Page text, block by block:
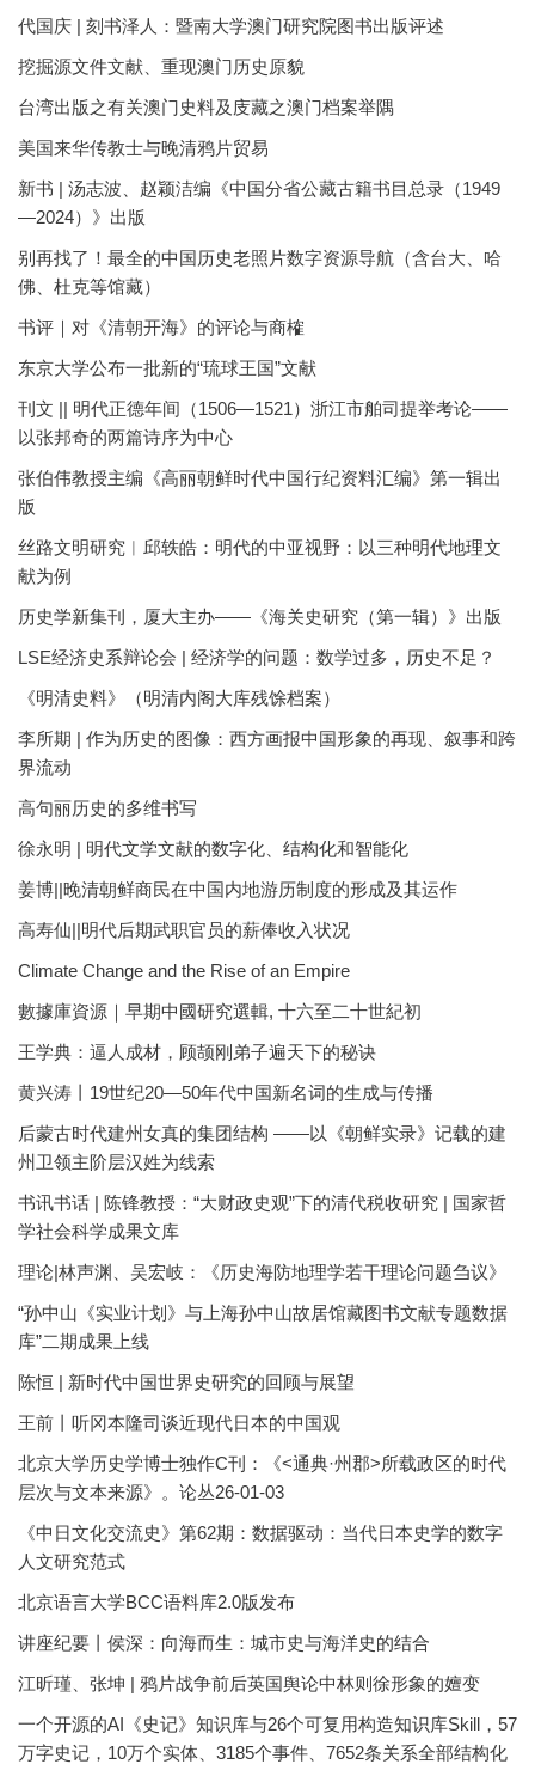
代国庆 | 刻书泽人：暨南大学澳门研究院图书出版评述
挖掘源文件文献、重现澳门历史原貌
台湾出版之有关澳门史料及庋藏之澳门档案举隅
美国来华传教士与晚清鸦片贸易
新书 | 汤志波、赵颖洁编《中国分省公藏古籍书目总录（1949
—2024）》出版
别再找了！最全的中国历史老照片数字资源导航（含台大、哈
佛、杜克等馆藏）
书评｜对《清朝开海》的评论与商榷
东京大学公布一批新的“琉球王国”文献
刊文 || 明代正德年间（1506—1521）浙江市舶司提举考论——
以张邦奇的两篇诗序为中心
张伯伟教授主编《高丽朝鲜时代中国行纪资料汇编》第一辑出
版
丝路文明研究︱邱轶皓：明代的中亚视野：以三种明代地理文
献为例
历史学新集刊，厦大主办——《海关史研究（第一辑）》出版
LSE经济史系辩论会 | 经济学的问题：数学过多，历史不足？
《明清史料》（明清内阁大库残馀档案）
李所期 | 作为历史的图像：西方画报中国形象的再现、叙事和跨
界流动
高句丽历史的多维书写
徐永明 | 明代文学文献的数字化、结构化和智能化
姜博||晚清朝鲜商民在中国内地游历制度的形成及其运作
高寿仙||明代后期武职官员的薪俸收入状况
Climate Change and the Rise of an Empire
數據庫資源｜早期中國研究選輯, 十六至二十世紀初
王学典：逼人成材，顾颉刚弟子遍天下的秘诀
黄兴涛丨19世纪20—50年代中国新名词的生成与传播
后蒙古时代建州女真的集团结构 ——以《朝鲜实录》记载的建
州卫领主阶层汉姓为线索
书讯书话 | 陈锋教授：“大财政史观”下的清代税收研究 | 国家哲
学社会科学成果文库
理论|林声渊、吴宏岐：《历史海防地理学若干理论问题刍议》
“孙中山《实业计划》与上海孙中山故居馆藏图书文献专题数据
库”二期成果上线
陈恒 | 新时代中国世界史研究的回顾与展望
王前丨听冈本隆司谈近现代日本的中国观
北京大学历史学博士独作C刊：《<通典·州郡>所载政区的时代
层次与文本来源》。论丛26-01-03
《中日文化交流史》第62期：数据驱动：当代日本史学的数字
人文研究范式
北京语言大学BCC语料库2.0版发布
讲座纪要丨侯深：向海而生：城市史与海洋史的结合
江昕瑾、张坤 | 鸦片战争前后英国舆论中林则徐形象的嬗变
一个开源的AI《史记》知识库与26个可复用构造知识库Skill，57
万字史记，10万个实体、3185个事件、7652条关系全部结构化